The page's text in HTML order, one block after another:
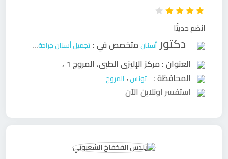
انضم حديثًا
دكتورأسنانمتخصص في : تجميل أسنانجراحة وجه وفكين
العنوان :مركز الإليزي الطبي، المروج 1 ،
المحافظة : تونس، المروج
استفسر اونلاين الآن